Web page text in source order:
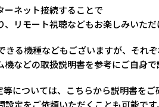
ーネット接続することで
リモート視聴などもお楽しみいただ
きる機種などもございますが、それ
機などの取扱説明書を参考にご自身
については、こちらから説明書をご
定をご依頼いただくことも可能で